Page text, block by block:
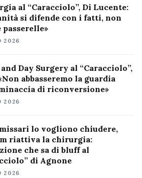
al “Caracciolo”, Di Lucente:
si difende con i fatti, non
passerelle»
2026
Day Surgery al “Caracciolo”,
abbasseremo la guardia
di riconversione»
2026
lo vogliono chiudere,
riattiva la chirurgia:
che sa di bluff al
di Agnone
2026